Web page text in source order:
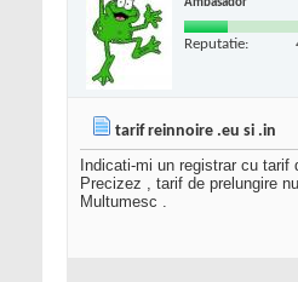
Ambasador
Reputatie:
tarif reinnoire .eu si .in
Indicati-mi un registrar cu
Precizez , tarif de prelungire
Multumesc .